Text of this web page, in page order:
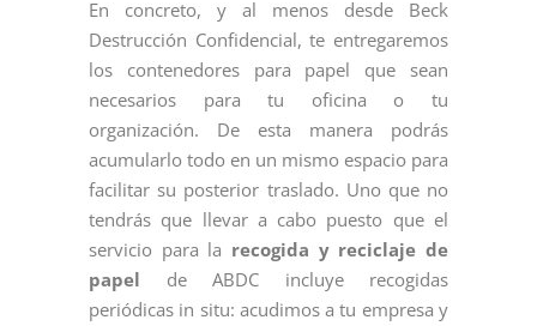
En concreto, y al menos desde Beck
Destrucción Confidencial, te entregaremos
los contenedores para papel que sean
necesarios para tu oficina o tu
organización. De esta manera podrás
acumularlo todo en un mismo espacio para
facilitar su posterior traslado. Uno que no
tendrás que llevar a cabo puesto que el
servicio para la recogida y reciclaje de
papel de ABDC incluye recogidas
periódicas in situ: acudimos a tu empresa y